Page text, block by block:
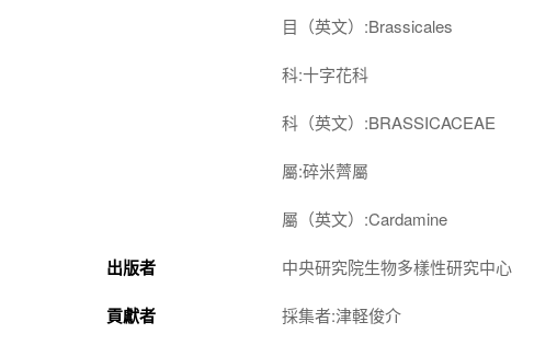
目（英文）:Brassicales
科:十字花科
科（英文）:BRASSICACEAE
屬:碎米薺屬
屬（英文）:Cardamine
出版者 中央研究院生物多樣性研究中心
貢獻者 採集者:津軽俊介